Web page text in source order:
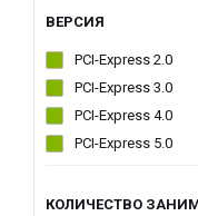
ВЕРСИЯ
PCI-Express 2.0
PCI-Express 3.0
PCI-Express 4.0
PCI-Express 5.0
КОЛИЧЕСТВО